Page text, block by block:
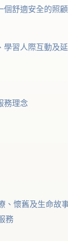
舒適安全的照
習人際互動及延
務理念
、懷舊及生命故
務